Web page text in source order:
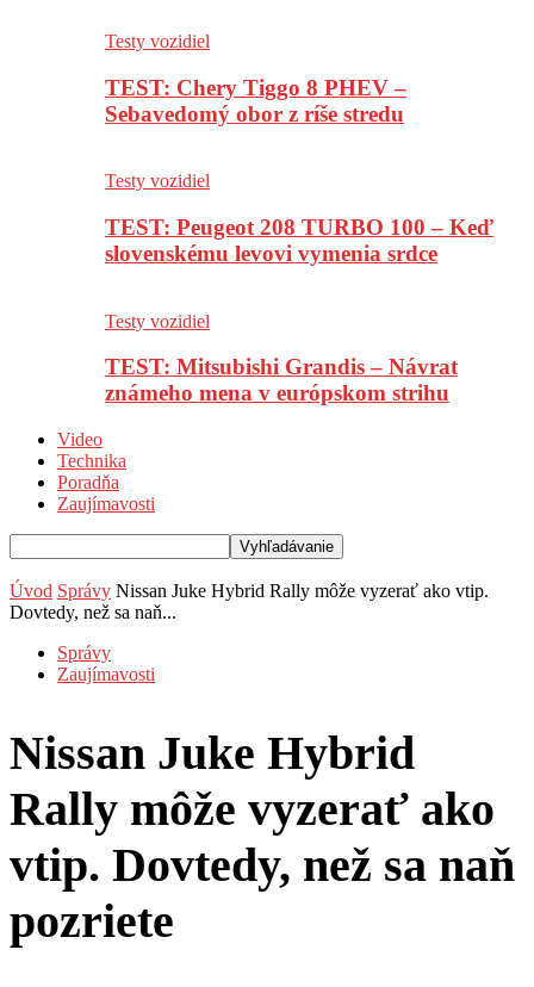
Testy vozidiel
TEST: Chery Tiggo 8 PHEV –
Sebavedomý obor z ríše stredu
Testy vozidiel
TEST: Peugeot 208 TURBO 100 – Keď
slovenskému levovi vymenia srdce
Testy vozidiel
TEST: Mitsubishi Grandis – Návrat
známeho mena v európskom strihu
Video
Technika
Poradňa
Zaujímavosti
Úvod Správy Nissan Juke Hybrid Rally môže vyzerať ako vtip.
Dovtedy, než sa naň...
Správy
Zaujímavosti
Nissan Juke Hybrid
Rally môže vyzerať ako
vtip. Dovtedy, než sa naň
pozriete